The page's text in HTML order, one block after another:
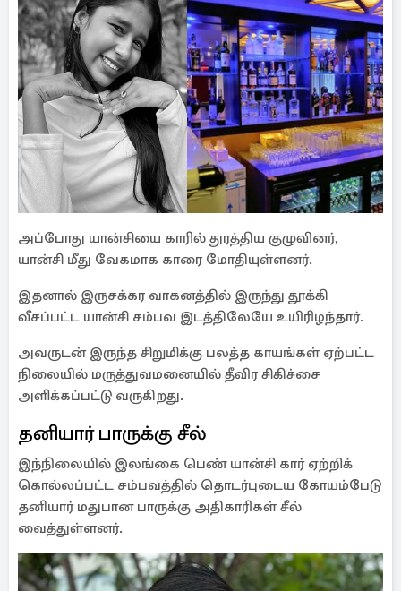
அப்போது யான்சியை காரில் துரத்திய குழுவினர்,
யான்சி மீது வேகமாக காரை மோதியுள்ளனர்.
இதனால் இருசக்கர வாகனத்தில் இருந்து தூக்கி
வீசப்பட்ட யான்சி சம்பவ இடத்திலேயே உயிரிழந்தார்.
அவருடன் இருந்த சிறுமிக்கு பலத்த காயங்கள் ஏற்பட்ட
நிலையில் மருத்துவமனையில் தீவிர சிகிச்சை
அளிக்கப்பட்டு வருகிறது.
தனியார் பாருக்கு சீல்
இந்நிலையில் இலங்கை பெண் யான்சி கார் ஏற்றிக்
கொல்லப்பட்ட சம்பவத்தில் தொடர்புடைய கோயம்பேடு
தனியார் மதுபான பாருக்கு அதிகாரிகள் சீல்
வைத்துள்ளனர்.